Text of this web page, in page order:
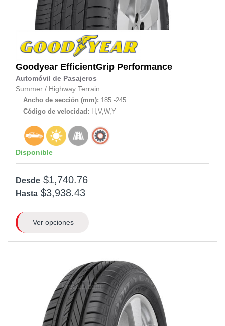
Goodyear EfficientGrip Performance
Automóvil de Pasajeros
Summer / Highway Terrain
Ancho de sección (mm): 185 -245
Código de velocidad: H,V,W,Y
Disponible
Desde $1,740.76
Hasta $3,938.43
Ver opciones